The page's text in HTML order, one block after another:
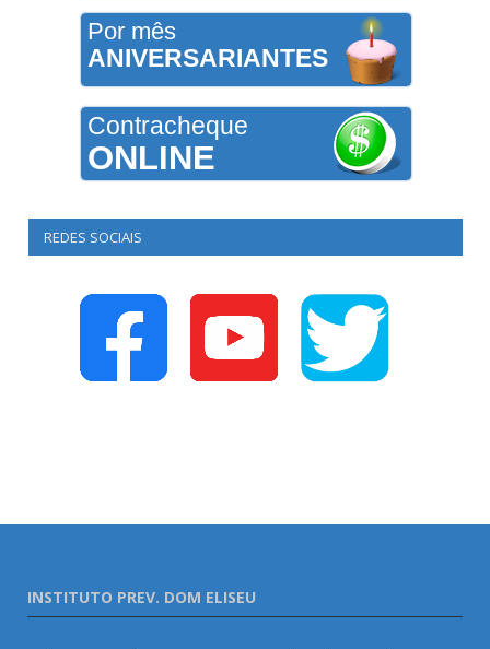
Por mês
ANIVERSARIANTES
Contracheque
ONLINE
REDES SOCIAIS
INSTITUTO PREV. DOM ELISEU